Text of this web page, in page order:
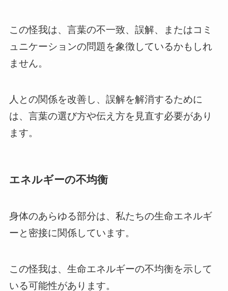
この怪我は、言葉の不一致、誤解、またはコミ
ュニケーションの問題を象徴しているかもしれ
ません。
人との関係を改善し、誤解を解消するために
は、言葉の選び方や伝え方を見直す必要があり
ます。
エネルギーの不均衡
身体のあらゆる部分は、私たちの生命エネルギ
ーと密接に関係しています。
この怪我は、生命エネルギーの不均衡を示して
いる可能性があります。